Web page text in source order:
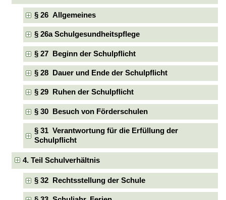
§ 26 Allgemeines
§ 26a Schulgesundheitspflege
§ 27 Beginn der Schulpflicht
§ 28 Dauer und Ende der Schulpflicht
§ 29 Ruhen der Schulpflicht
§ 30 Besuch von Förderschulen
§ 31 Verantwortung für die Erfüllung der
Schulpflicht
4. Teil Schulverhältnis
§ 32 Rechtsstellung der Schule